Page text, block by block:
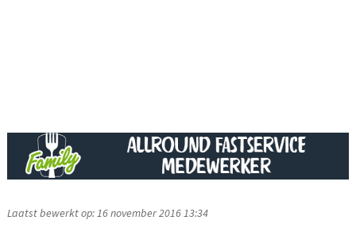
Laatst bewerkt op: 16 november 2016 13:34